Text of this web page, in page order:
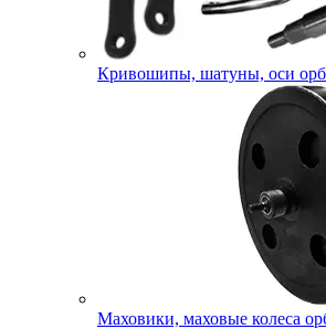
Кривошипы, шатуны, оси
Маховики, маховые колеса